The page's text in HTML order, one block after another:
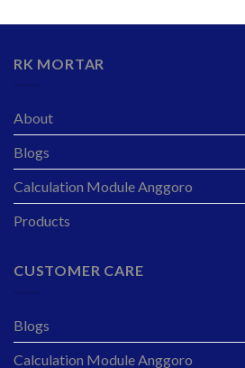
RK MORTAR
About
Blogs
Calculation Module Anggoro
Products
CUSTOMER CARE
Blogs
Calculation Module Anggoro